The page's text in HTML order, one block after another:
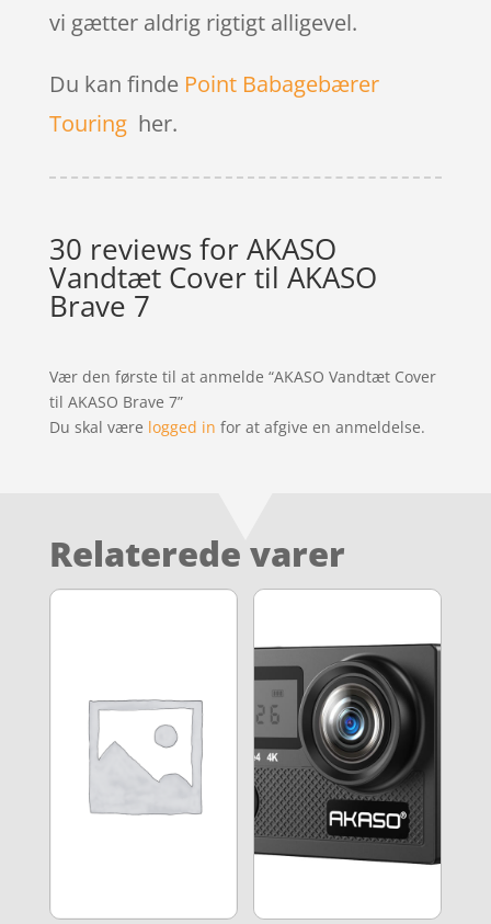
vi gætter aldrig rigtigt alligevel.
Du kan finde Point Babagebærer
Touringher.
30 reviews forAKASO
Vandtæt Cover til AKASO
Brave 7
Vær den første til at anmelde “AKASO Vandtæt Cover
til AKASO Brave 7”
Du skal være logged in for at afgive en anmeldelse.
Relaterede varer